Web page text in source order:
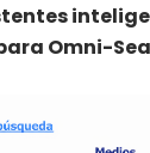
Omni-